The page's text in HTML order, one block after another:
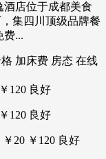
店位于成都美食
集四川顶级品牌餐
费...
加床费 房态 在线
120 良好
120 良好
20 ￥120 良好